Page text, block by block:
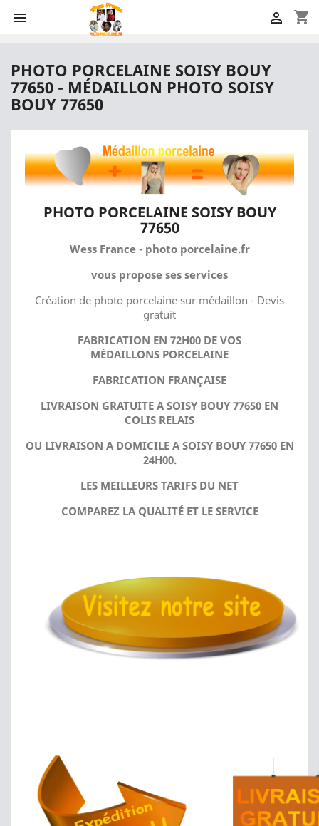
 shopping_cart

PHOTO PORCELAINE SOISY BOUY
77650 - MÉDAILLON PHOTO SOISY
BOUY 77650
PHOTO PORCELAINE SOISY BOUY
77650
Wess France - photo porcelaine.fr
vous propose ses services
Création de photo porcelaine sur médaillon - Devis
gratuit
FABRICATION EN 72H00 DE VOS
MÉDAILLONS PORCELAINE
FABRICATION FRANÇAISE
LIVRAISON GRATUITE A SOISY BOUY 77650 EN
COLIS RELAIS
OU LIVRAISON A DOMICILE A SOISY BOUY 77650 EN
24H00.
LES MEILLEURS TARIFS DU NET
COMPAREZ LA QUALITÉ ET LE SERVICE